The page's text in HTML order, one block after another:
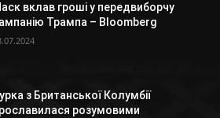
вклав гроші у передвиборчу
Трампа – Bloomberg
з Британської Колумбії
розумовими